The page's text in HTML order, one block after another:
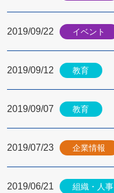
2019/09/22 イベント
2019/09/12 教育
2019/09/07 教育
2019/07/23 企業情報
2019/06/21 組織・人事